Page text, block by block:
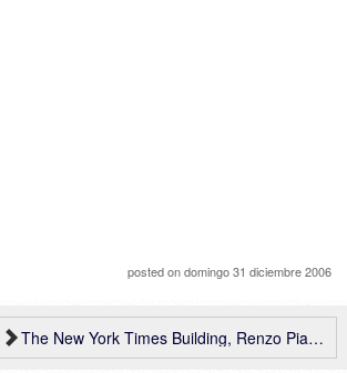
posted ondomingo 31 diciembre 2006
The New York Times Building, Renzo Piano